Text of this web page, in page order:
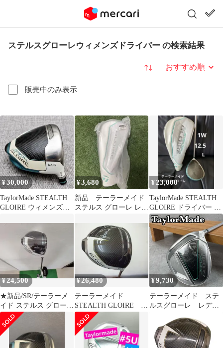
ステルスグローレウィメンズドライバー の検索結果
販売中のみ表示
並び替え
¥30,000
TaylorMade STEALTH
GLOIRE ウィメンズド
¥3,680
新品 テーラーメイド
ステルス グローレ レデ
ヘッドカバー
¥ 23,000
TaylorMade STEALTH
GLOIRE ドライバー レ
ディース L
¥24,500
★新品/SR/テーラーメ
イド ステルス グローレ
ドライバー/ロフト9.5
¥26,480
テーラーメイド
STEALTH GLOIRE
10.5度 SPEEDER NX
for TM SRフレック
ス ドライバー 中
古 ゴルフドゥ！伊勢
¥9,730
テーラーメイド ステ
ルスグローレ レディ
右利き用 フェアウェ
イウッド
TaylorMade STEALTH